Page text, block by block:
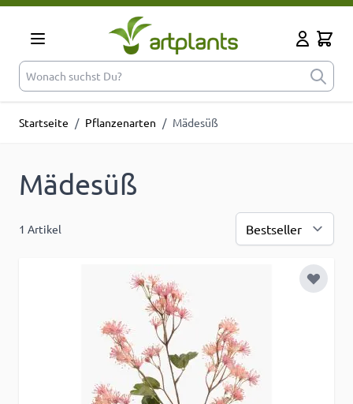
Zum Inhalt springen
Cart
Startseite / Pflanzenarten / Mädesüß
Mädesüß
1 Artikel
Zur